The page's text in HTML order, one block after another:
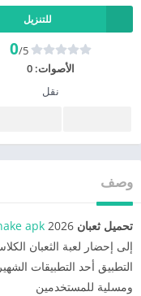
للتنزيل
0/5
الأصوات:0
نقل
وصف
تحميل ثعبان apk
إلى إحضار لعبة الثعبان
التطبيق أحد التطبيقات
ومسلية للمستخدمين